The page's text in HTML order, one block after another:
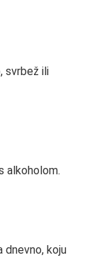
svrbež ili
alkoholom.
dnevno, koju